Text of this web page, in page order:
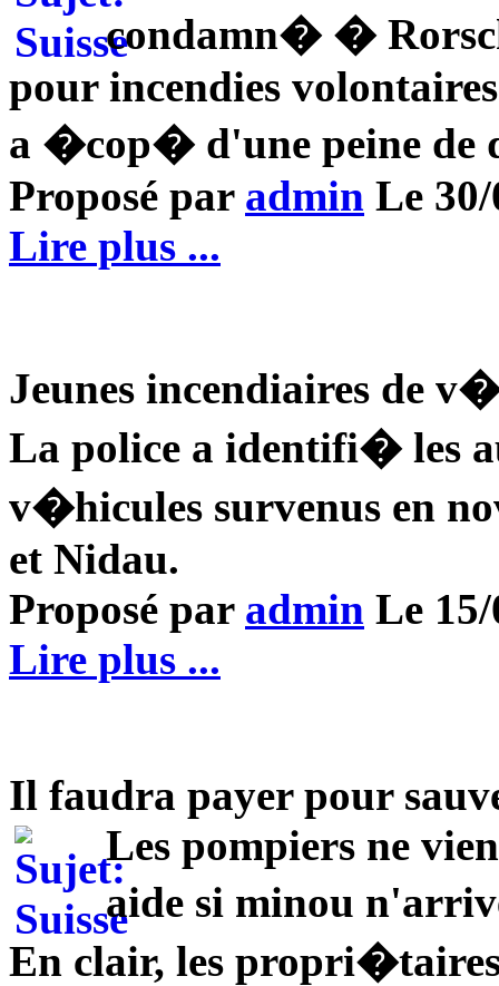
condamn� �
pour incendies
a �cop� d'une peine de
Proposé par admin Le
Lire plus ...
Jeunes incendiaires de
La police a identifi� les
v�hicules survenus en
et Nidau.
Proposé par admin Le
Lire plus ...
Il faudra payer pour
Les pompiers ne
aide si minou
En clair, les